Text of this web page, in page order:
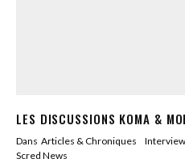
LES DISCUSSIONS KOMA &
Dans Articles & Chroniques
Scred News